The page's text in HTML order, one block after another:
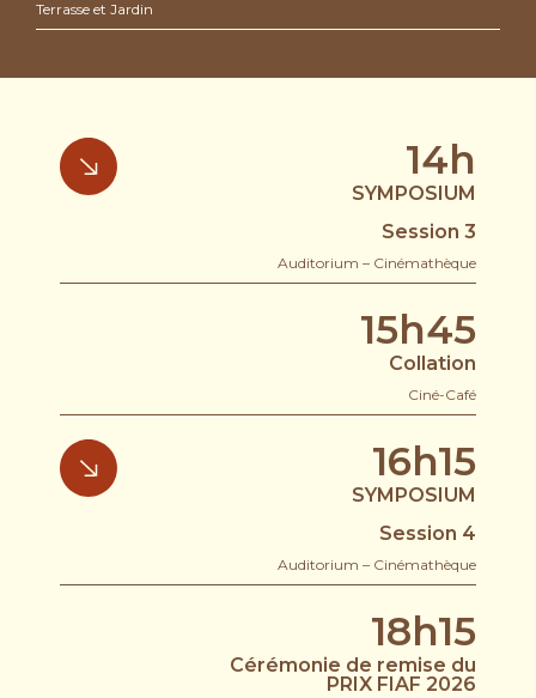
Terrasse et Jardin
14h
SYMPOSIUM
Session 3
Auditorium – Cinémathèque
15h45
Collation
Ciné-Café
16h15
SYMPOSIUM
Session 4
Auditorium – Cinémathèque
18h15
Cérémonie de remise du
PRIX FIAF 2026